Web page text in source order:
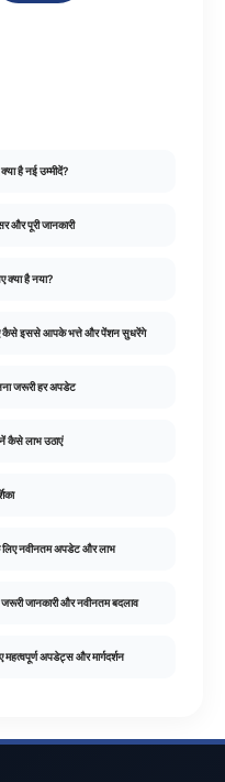
है नई उम्मीदें?
और पूरी जानकारी
क्या है नया?
कैसे इससे आपके भत्ते और पेंशन सुधरेंगे
जरूरी हर अपडेट
कैसे लाभ उठाएं
नवीनतम अपडेट और लाभ
जानकारी और नवीनतम बदलाव
अपडेट्स और मार्गदर्शन